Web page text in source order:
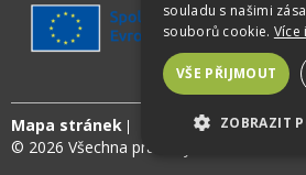
Mapa stránek
© 2026 Všechna práva vyhrazena
souladu s našimi
souborů cookie.
VŠE PŘIJMOUT
ZOBRAZIT